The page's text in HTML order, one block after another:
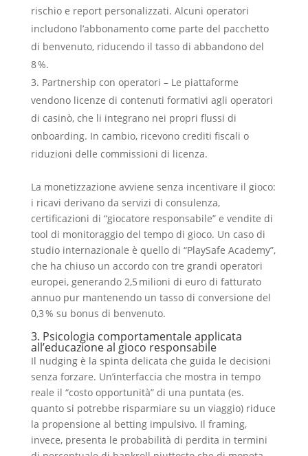
rischio e report personalizzati. Alcuni operatori
includono l’abbonamento come parte del pacchetto
di benvenuto, riducendo il tasso di abbandono del
8 %.
Partnership con operatori – Le piattaforme
vendono licenze di contenuti formativi agli operatori
di casinò, che li integrano nei propri flussi di
onboarding. In cambio, ricevono crediti fiscali o
riduzioni delle commissioni di licenza.
La monetizzazione avviene senza incentivare il gioco:
i ricavi derivano da servizi di consulenza,
certificazioni di “giocatore responsabile” e vendite di
tool di monitoraggio del tempo di gioco. Un caso di
studio internazionale è quello di “PlaySafe Academy”,
che ha chiuso un accordo con tre grandi operatori
europei, generando 2,5 milioni di euro di fatturato
annuo pur mantenendo un tasso di conversione del
0,3 % su bonus di benvenuto.
3. Psicologia comportamentale applicata
all’educazione al gioco responsabile
Il nudging è la spinta delicata che guida le decisioni
senza forzare. Un’interfaccia che mostra in tempo
reale il “costo opportunità” di una puntata (es.
quanto si potrebbe risparmiare su un viaggio) riduce
la propensione al betting impulsivo. Il framing,
invece, presenta le probabilità di perdita in termini